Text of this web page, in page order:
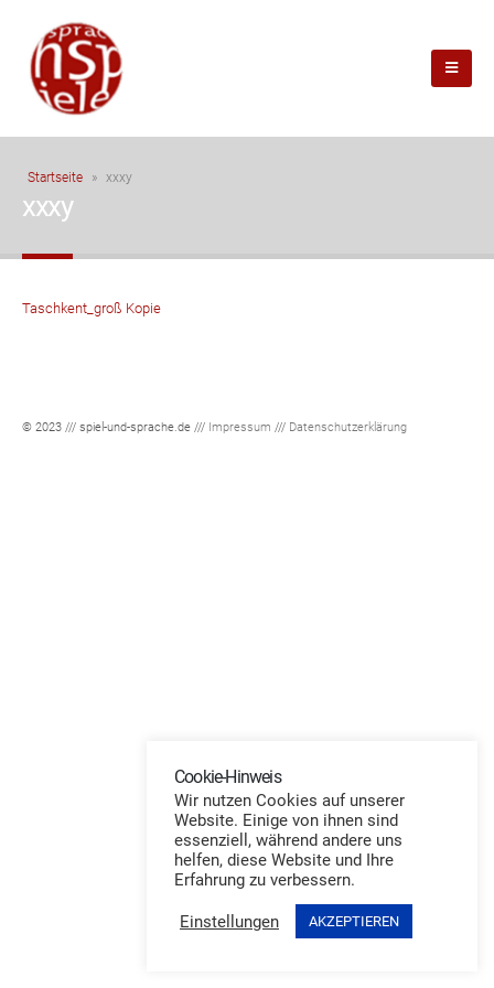
Startseite » xxxy
xxxy
Taschkent_groß Kopie
© 2023 /// spiel-und-sprache.de /// Impressum /// Datenschutzerklärung
Cookie-Hinweis
Wir nutzen Cookies auf unserer
Website. Einige von ihnen sind
essenziell, während andere uns
helfen, diese Website und Ihre
Erfahrung zu verbessern.
Einstellungen AKZEPTIEREN